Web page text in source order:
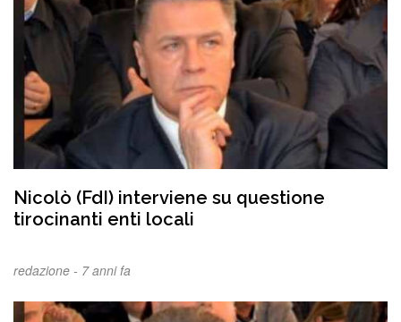
Nicolò (FdI) interviene su questione
tirocinanti enti locali
redazione - 7 anni fa